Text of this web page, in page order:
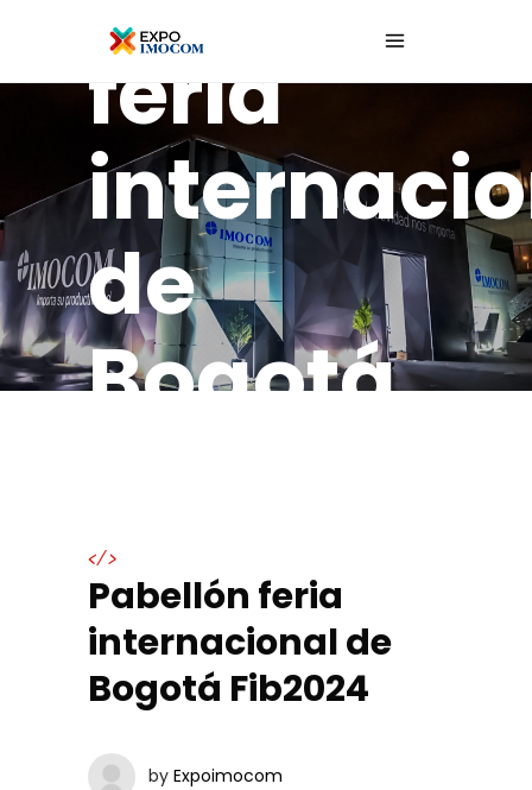
feria
de
Bogotá
</>
Pabellón feria
internacional de
Bogotá Fib2024
by Expoimocom